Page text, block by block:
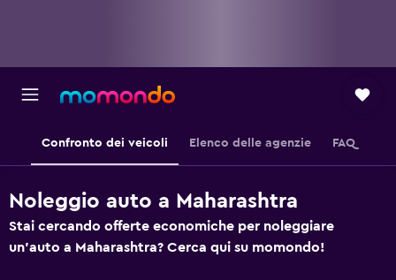
Confronto dei veicoli Elenco delle agenzie FAQ
Noleggio auto a Maharashtra
Stai cercando offerte economiche per noleggiare
un'auto a Maharashtra? Cerca qui su momondo!